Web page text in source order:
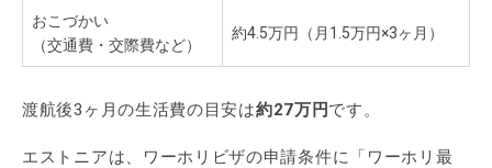
おこづかい
（交通費・交際費など）
約4.5万円（月1.5万円×3ヶ月）
渡航後3ヶ月の生活費の目安は約27万円です。
エストニアは、ワーホリビザの申請条件に「ワーホリ最